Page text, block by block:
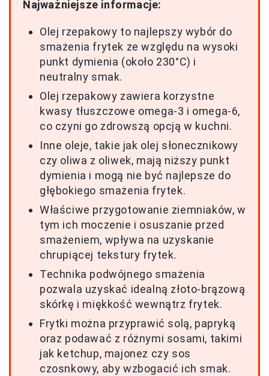
Najważniejsze informacje:
Olej rzepakowy to najlepszy wybór do
smażenia frytek ze względu na wysoki
punkt dymienia (około 230°C) i
neutralny smak.
Olej rzepakowy zawiera korzystne
kwasy tłuszczowe omega-3 i omega-6,
co czyni go zdrowszą opcją w kuchni.
Inne oleje, takie jak olej słonecznikowy
czy oliwa z oliwek, mają niższy punkt
dymienia i mogą nie być najlepsze do
głębokiego smażenia frytek.
Właściwe przygotowanie ziemniaków, w
tym ich moczenie i osuszanie przed
smażeniem, wpływa na uzyskanie
chrupiącej tekstury frytek.
Technika podwójnego smażenia
pozwala uzyskać idealną złoto-brązową
skórkę i miękkość wewnątrz frytek.
Frytki można przyprawić solą, papryką
oraz podawać z różnymi sosami, takimi
jak ketchup, majonez czy sos
czosnkowy, aby wzbogacić ich smak.